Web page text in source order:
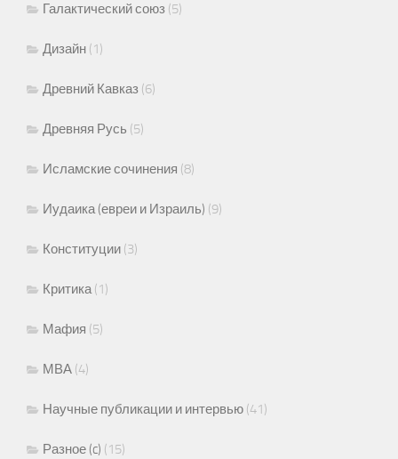
Галактический союз (5)
Дизайн (1)
Древний Кавказ (6)
Древняя Русь (5)
Исламские сочинения (8)
Иудаика (евреи и Израиль) (9)
Конституции (3)
Критика(1)
Мафия (5)
МВА (4)
Научные публикации и интервью (41)
Разное (c) (15)